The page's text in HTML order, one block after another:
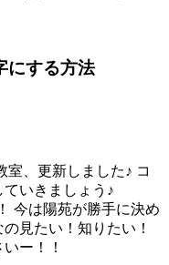
にする方法
室、更新しました♪ コ
いきましょう♪
今は陽苑が勝手に決め
見たい！知りたい！
ー！！